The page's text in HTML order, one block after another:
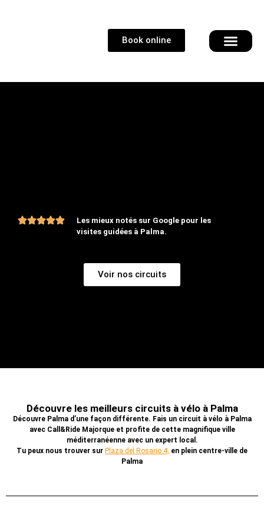
Book online
Les mieux notés sur Google pour les
visites guidées à Palma.
Voir nos circuits
Découvre les meilleurs circuits à vélo à Palma
Découvre Palma d’une façon différente. Fais un circuit à vélo à Palma
avec Call&Ride Majorque et profite de cette magnifique ville
méditerranéenne avec un expert local.
Tu peux nous trouver sur Plaza del Rosario 4, en plein centre-ville de
Palma